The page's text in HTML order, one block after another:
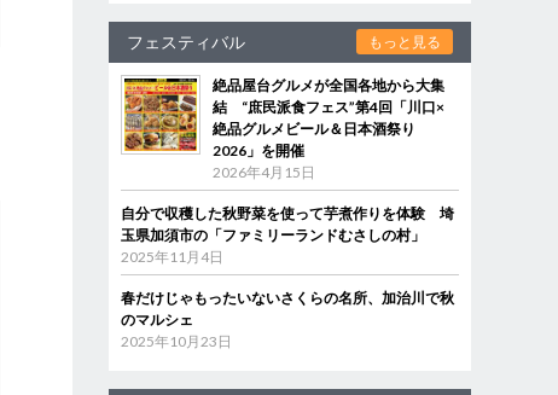
フェスティバル もっと見る
絶品屋台グルメが全国各地から大集
結 “庶民派食フェス”第4回「川口×
絶品グルメビール＆日本酒祭り
2026」を開催
2026年4月15日
自分で収穫した秋野菜を使って芋煮作りを体験 埼
玉県加須市の「ファミリーランドむさしの村」
2025年11月4日
春だけじゃもったいないさくらの名所、加治川で秋
のマルシェ
2025年10月23日